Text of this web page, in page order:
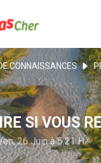
CONNAISSANCES
SI VOUS
26 Juin à 5:21 H